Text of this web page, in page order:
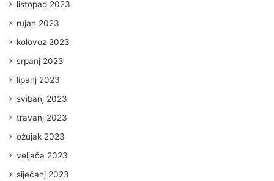
listopad 2023
rujan 2023
kolovoz 2023
srpanj 2023
lipanj 2023
svibanj 2023
travanj 2023
ožujak 2023
veljača 2023
siječanj 2023